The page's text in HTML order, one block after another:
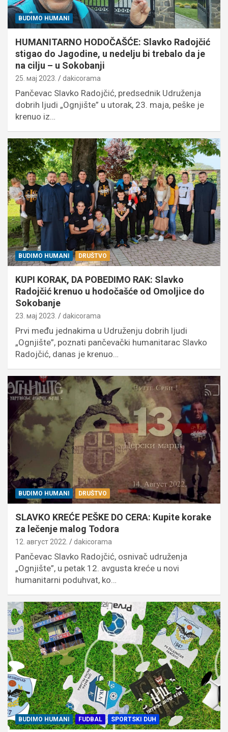
BUDIMO HUMANI
HUMANITARNO HODOČAŠĆE: Slavko Radojčić
stigao do Jagodine, u nedelju bi trebalo da je
na cilju – u Sokobanji
25. мај 2023. dakicorama
Pančevac Slavko Radojčić, predsednik Udruženja
dobrih ljudi „Ognjište” u utorak, 23. maja, peške je
krenuo iz…
BUDIMO HUMANI DRUŠTVO
KUPI KORAK, DA POBEDIMO RAK: Slavko
Radojčić krenuo u hodočašće od Omoljice do
Sokobanje
23. мај 2023. dakicorama
Prvi među jednakima u Udruženju dobrih ljudi
„Ognjište”, poznati pančevački humanitarac Slavko
Radojčić, danas je krenuo…
BUDIMO HUMANI DRUŠTVO
SLAVKO KREĆE PEŠKE DO CERA: Kupite korake
za lečenje malog Todora
12. август 2022. dakicorama
Pančevac Slavko Radojčić, osnivač udruženja
„Ognjište”, u petak 12. avgusta kreće u novi
humanitarni poduhvat, ko…
BUDIMO HUMANI FUDBAL SPORTSKI DUH